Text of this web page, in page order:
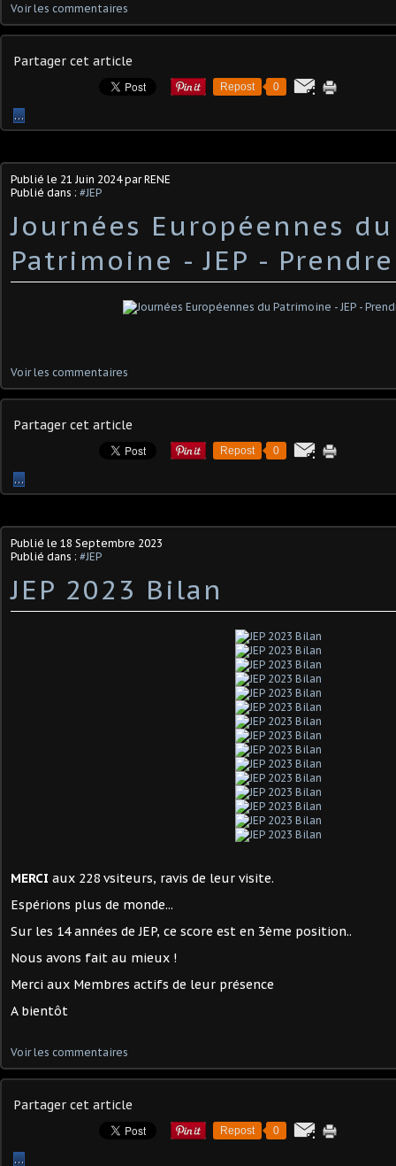
Voir les commentaires
Partager cet article
Repost 0
…
Publié le 21 Juin 2024par RENE
Publié dans : #JEP
Journées Européennes du
Patrimoine - JEP -
Voir les commentaires
Partager cet article
Repost 0
…
Publié le 18 Septembre 2023
Publié dans : #JEP
JEP 2023 Bilan
MERCI aux 228 vsiteurs, ravis de leur visite.
Espérions plus de monde...
Sur les 14 années de JEP, ce score est en 3ème position..
Nous avons fait au mieux !
Merci aux Membres actifs de leur présence
A bientôt
Voir les commentaires
Partager cet article
Repost 0
…